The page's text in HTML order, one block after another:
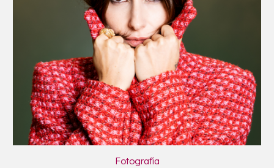
Fotografía